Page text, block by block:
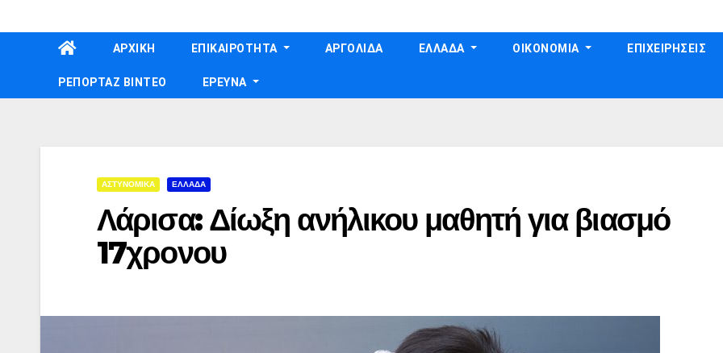
to
ΑΡΧΙΚΗ ΕΠΙΚΑΙΡΟΤΗΤΑ ΑΡΓΟΛΙΔΑ ΕΛΛΑΔΑ ΟΙΚΟΝΟΜΙΑ ΕΠΙΧΕΙΡΗΣΕΙΣ
ΡΕΠΟΡΤΑΖ ΒΙΝΤΕΟ ΕΡΕΥΝΑ
ΑΣΤΥΝΟΜΙΚΑ ΕΛΛΑΔΑ
Λάρισα: Δίωξη ανήλικου μαθητή για βιασμό
17χρονου